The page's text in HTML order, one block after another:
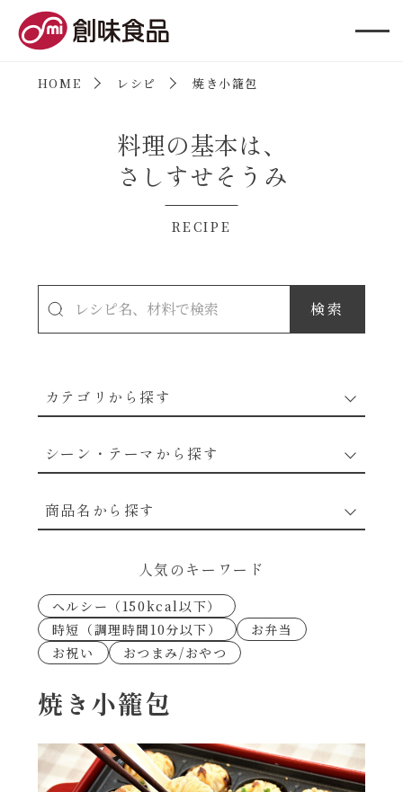
HOME レシピ 焼き小籠包
料理の基本は、
さしすせそうみ
RECIPE
カテゴリから探す
穀物類のレシピ
果実のレシピ
シーン・テーマから探す
なんでも南蛮
考えるな、二代目で炒めろ！～○○の炒め物
朝シャン（パン派）
商品名から探す
あえるハコネーゼトマトバジル
あえるハコネーゼ高菜
あえるハコネーゼミートソース
あえるハコネーゼ明太子
人気のキーワード
ヘルシー（150kcal以下）
時短（調理時間10分以下）
お弁当
お祝い
おつまみ/おやつ
焼き小籠包